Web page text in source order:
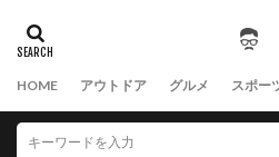
HOME アウトドア グルメ スポー